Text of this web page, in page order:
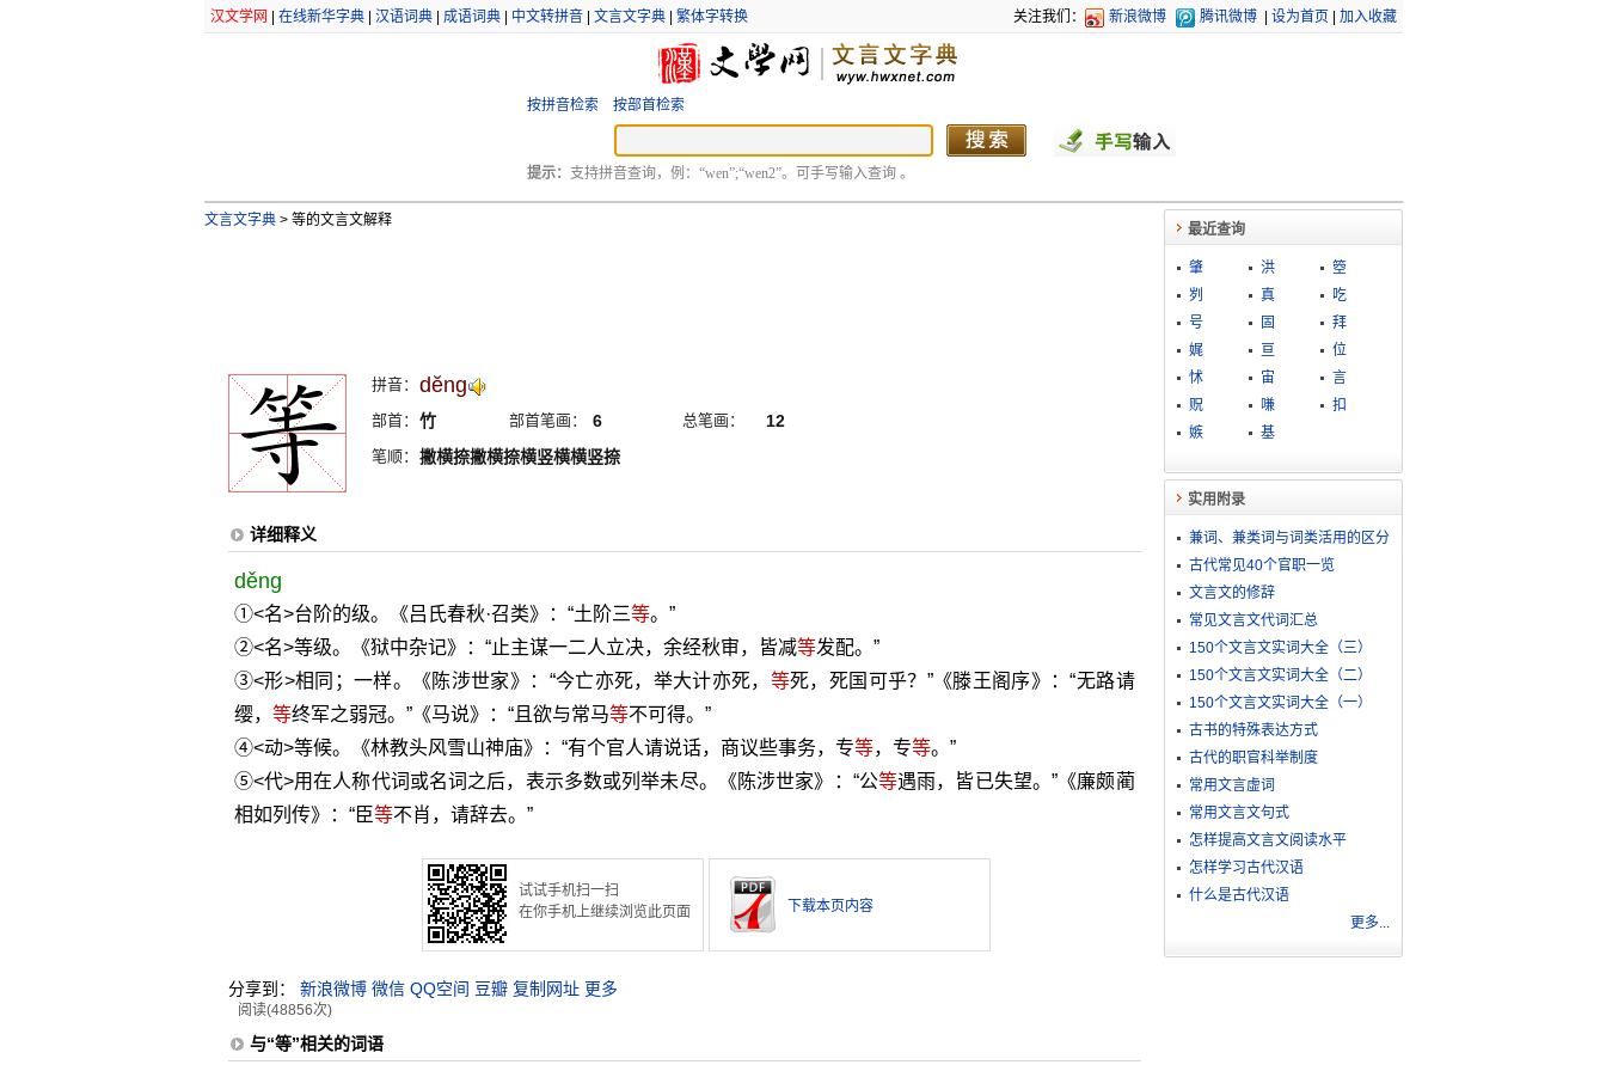
汉文学网 在线新华字典| 汉语词典| 成语词典| 中文转拼音| 文言文字典| 繁体字转换 关注我们： 新浪微博 腾讯微博 设为首页 加入收藏
按拼音检索 按部首检索
提示： 支持拼音查询，例：“wen”;“wen2”。可手写输入查询 。
文言文字典 >等的文言文解释
拼音： dĕng
部首： 竹 部首笔画： 6 总笔画： 12
笔顺： 撇横捺撇横捺横竖横横竖捺
详细释义
děng
①<名>台阶的级。《吕氏春秋·召类》：“土阶三等。”
②<名>等级。《狱中杂记》：“止主谋一二人立决，余经秋审，皆减等发配。”
③<形>相同；一样。《陈涉世家》：“今亡亦死，举大计亦死， 等死，死国可乎？”《滕王阁序》：“无路请
缨， 等终军之弱冠。”《马说》：“且欲与常马等不可得。”
④<动>等候。《林教头风雪山神庙》：“有个官人请说话，商议些事务，专等，专等。”
⑤<代>用在人称代词或名词之后，表示多数或列举未尽。《陈涉世家》：“公等遇雨，皆已失望。”《廉颇蔺
相如列传》：“臣等不肖，请辞去。”
试试手机扫一扫
在你手机上继续浏览此页面
下载本页内容
分享到： 新浪微博 微信 QQ空间 豆瓣 复制网址 更多
阅读(48856次)
与“等”相关的词语
最近查询
肇 洪
箜
刿
真
吃
号
固
拜
娓
亘
位
怵
宙
言
贶
嗛
扣
嫉
基
实用附录
兼词、兼类词与词类活用的区分
古代常见40个官职一览
文言文的修辞
常见文言文代词汇总
150个文言文实词大全（三）
150个文言文实词大全（二）
150个文言文实词大全（一）
古书的特殊表达方式
古代的职官科举制度
常用文言虚词
常用文言文句式
怎样提高文言文阅读水平
怎样学习古代汉语
什么是古代汉语
更多...